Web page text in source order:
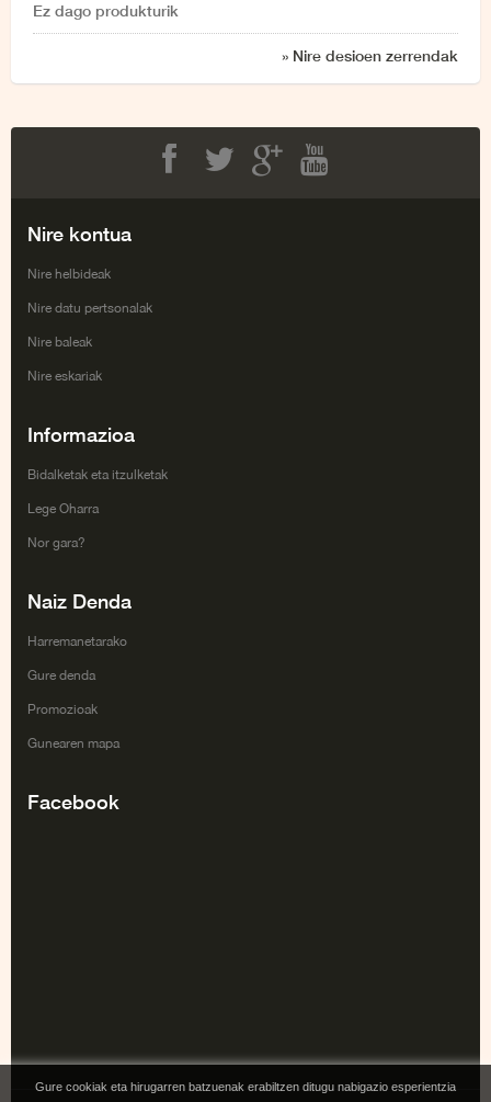
Ez dago produkturik
» Nire desioen zerrendak
Nire kontua
Nire helbideak
Nire datu pertsonalak
Nire baleak
Nire eskariak
Informazioa
Bidalketak eta itzulketak
Lege Oharra
Nor gara?
Naiz Denda
Harremanetarako
Gure denda
Promozioak
Gunearen mapa
Facebook
Gure cookiak eta hirugarren batzuenak erabiltzen ditugu nabigazio esperientzia